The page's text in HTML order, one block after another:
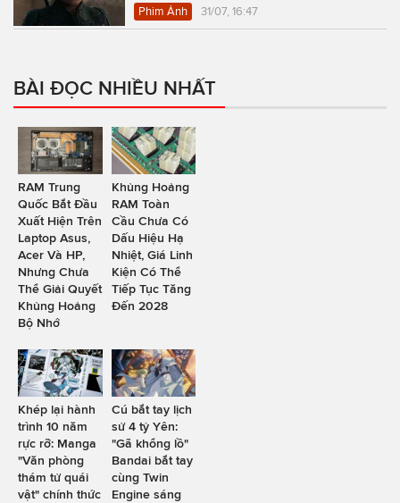
Phim Ảnh 31/07, 16:47
BÀI ĐỌC NHIỀU NHẤT
RAM Trung
Quốc Bắt Đầu
Xuất Hiện Trên
Laptop Asus,
Acer Và HP,
Nhưng Chưa
Thể Giải Quyết
Khủng Hoảng
Bộ Nhớ
Khủng Hoảng
RAM Toàn
Cầu Chưa Có
Dấu Hiệu Hạ
Nhiệt, Giá Linh
Kiện Có Thể
Tiếp Tục Tăng
Đến 2028
Khép lại hành
trình 10 năm
rực rỡ: Manga
"Văn phòng
thám tử quái
vật" chính thức
Cú bắt tay lịch
sử 4 tỷ Yên:
"Gã khổng lồ"
Bandai bắt tay
cùng Twin
Engine sáng